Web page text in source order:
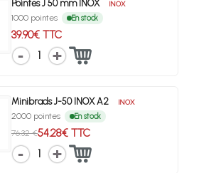
Pointes J 50 mm INOX INOX
1000 pointes En stock
39.90€ TTC
1
Minibrads J-50 INOX A2 INOX
2000 pointes En stock
76.32 €54.28€ TTC
1